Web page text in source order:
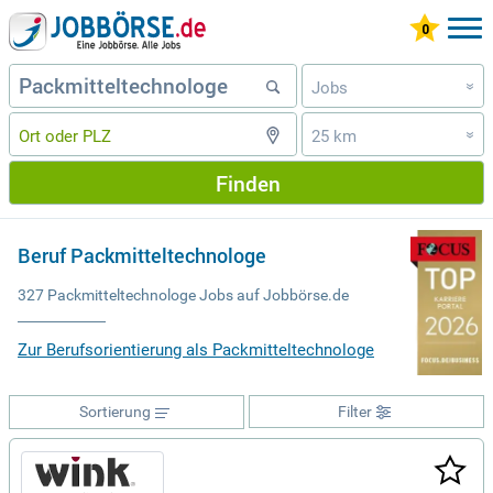
Jobs »
25 km »
Finden
Beruf Packmitteltechnologe
327 Packmitteltechnologe Jobs auf Jobbörse.de
Zur Berufsorientierung als Packmitteltechnologe
Filter
Sortierung